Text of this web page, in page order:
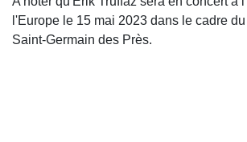
l'Europe le 15 mai 2023 dans le cadre
Saint-Germain des Près.